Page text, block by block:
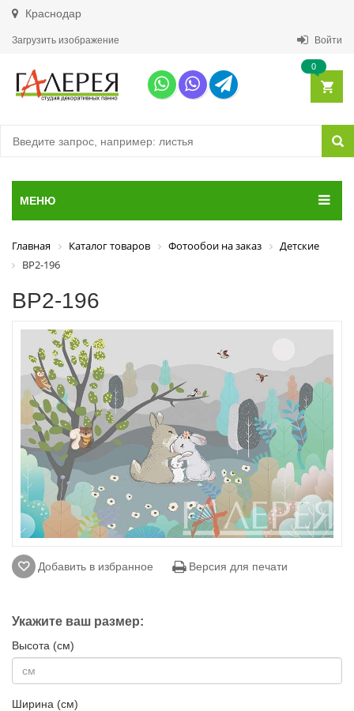
Краснодар
Загрузить изображение Войти
0
МЕНЮ
Главная Каталог товаров Фотообои на заказ
Детские
ВР2-196
ВР2-196
Добавить в избранное Версия для печати
Укажите ваш размер:
Высота (см)
Ширина (см)